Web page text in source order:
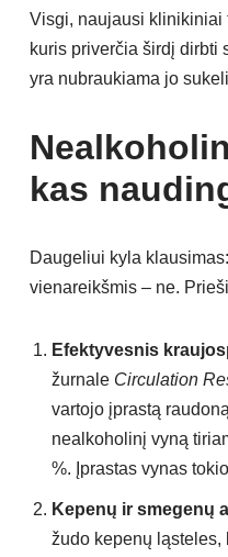
Visgi, naujausi klinikiniai
kuris priverčia širdį dirbti
yra nubraukiama jo
kas
Daugeliui kyla
vienareikšmis – ne.
Efektyvesnis
žurnale Circulation
vartojo įprastą
nealkoholinį vyną
%. Įprastas vynas
Kepenų ir smegenų
žudo kepenų